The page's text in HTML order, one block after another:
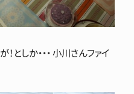
としか・・・ 小川さんファイ